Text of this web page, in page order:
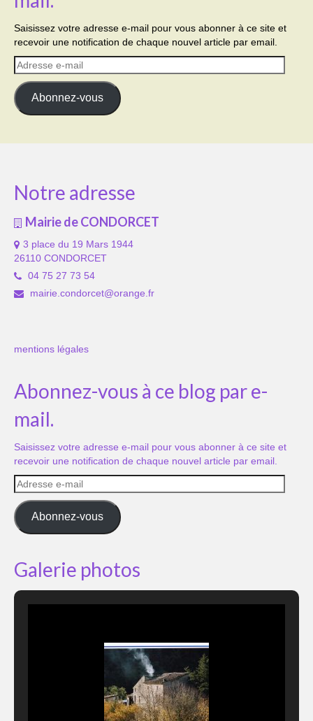
Saisissez votre adresse e-mail pour vous abonner à ce site et
recevoir une notification de chaque nouvel article par email.
Adresse
e-
mail
Abonnez-vous
Notre adresse
Mairie de CONDORCET
3 place du 19 Mars 1944
26110 CONDORCET
04 75 27 73 54
mairie.condorcet@orange.fr
mentions légales
Abonnez-vous à ce blog par e-
mail.
Saisissez votre adresse e-mail pour vous abonner à ce site et
recevoir une notification de chaque nouvel article par email.
Adresse
e-
mail
Abonnez-vous
Galerie photos